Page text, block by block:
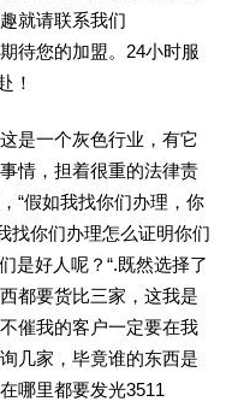
就请联系我们
待您的加盟。24小时服
！
是一个灰色行业，有它
情，担着很重的法律责
“假如我找你们办理，你
找你们办理怎么证明你们
是好人呢？“.既然选择了
都要货比三家，这我是
催我的客户一定要在我
几家，毕竟谁的东西是
哪里都要发光3511